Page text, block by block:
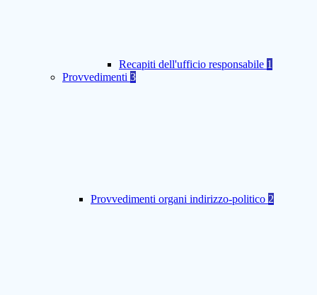
Recapiti dell'ufficio responsabile 1
Provvedimenti 3
Provvedimenti organi indirizzo-politico 2